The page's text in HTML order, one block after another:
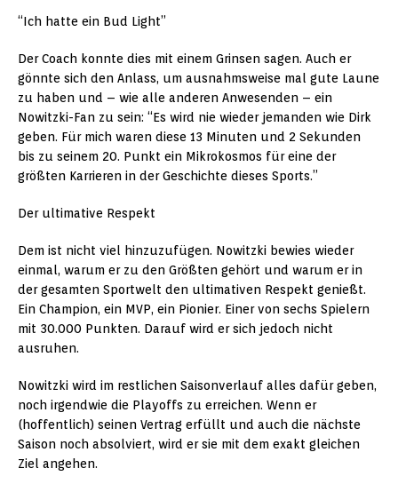
“Ich hatte ein Bud Light”
Der Coach konnte dies mit einem Grinsen sagen. Auch er
gönnte sich den Anlass, um ausnahmsweise mal gute Laune
zu haben und – wie alle anderen Anwesenden – ein
Nowitzki-Fan zu sein: “Es wird nie wieder jemanden wie Dirk
geben. Für mich waren diese 13 Minuten und 2 Sekunden
bis zu seinem 20. Punkt ein Mikrokosmos für eine der
größten Karrieren in der Geschichte dieses Sports.”
Der ultimative Respekt
Dem ist nicht viel hinzuzufügen. Nowitzki bewies wieder
einmal, warum er zu den Größten gehört und warum er in
der gesamten Sportwelt den ultimativen Respekt genießt.
Ein Champion, ein MVP, ein Pionier. Einer von sechs Spielern
mit 30.000 Punkten. Darauf wird er sich jedoch nicht
ausruhen.
Nowitzki wird im restlichen Saisonverlauf alles dafür geben,
noch irgendwie die Playoffs zu erreichen. Wenn er
(hoffentlich) seinen Vertrag erfüllt und auch die nächste
Saison noch absolviert, wird er sie mit dem exakt gleichen
Ziel angehen.